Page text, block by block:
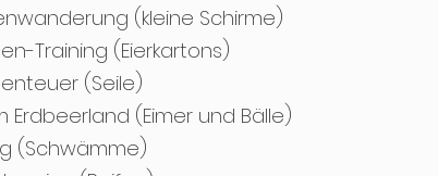
(kleine Schirme)
Training (Eierkartons)
(Seile)
Erdbeerland (Eimer und Bälle)
(Schwämme)